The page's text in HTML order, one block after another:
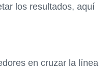
los resultados, aquí
en cruzar la línea